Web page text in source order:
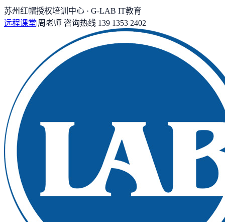
苏州红帽授权培训中心 · G-LAB IT教育
远程课堂|周老师 咨询热线 139 1353 2402